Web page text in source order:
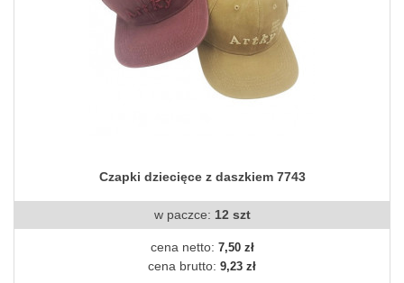
Czapki dziecięce z daszkiem 7743
w paczce: 12 szt
cena netto: 7,50 zł
cena brutto: 9,23 zł